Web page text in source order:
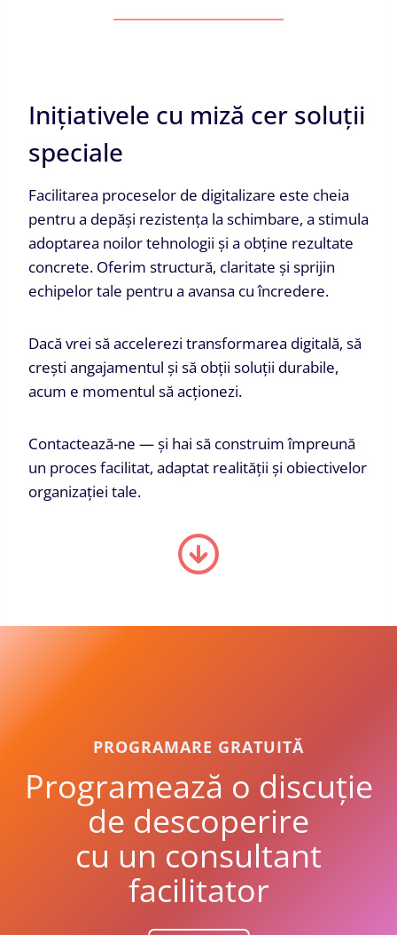
Inițiativele cu miză cer soluții
speciale
Facilitarea proceselor de digitalizare este cheia
pentru a depăși rezistența la schimbare, a stimula
adoptarea noilor tehnologii și a obține rezultate
concrete. Oferim structură, claritate și sprijin
echipelor tale pentru a avansa cu încredere.
Dacă vrei să accelerezi transformarea digitală, să
crești angajamentul și să obții soluții durabile,
acum e momentul să acționezi.
Contactează-ne — și hai să construim împreună
un proces facilitat, adaptat realității și obiectivelor
organizației tale.
PROGRAMARE GRATUITĂ
Programează o discuție
de descoperire
cu un consultant
facilitator